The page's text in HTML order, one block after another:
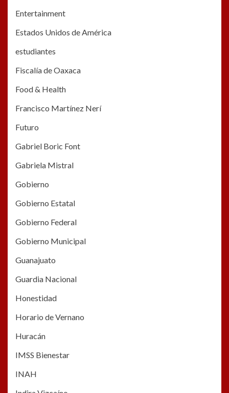
Entertainment
Estados Unidos de América
estudiantes
Fiscalía de Oaxaca
Food & Health
Francisco Martínez Nerí
Futuro
Gabriel Boric Font
Gabriela Mistral
Gobierno
Gobierno Estatal
Gobierno Federal
Gobierno Municipal
Guanajuato
Guardia Nacional
Honestidad
Horario de Vernano
Huracán
IMSS Bienestar
INAH